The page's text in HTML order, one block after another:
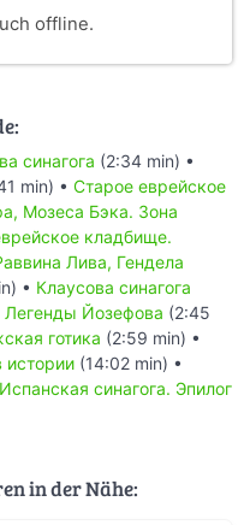
offline.
синагога (2:34 min) •
min) • Старое еврейское
Мозеса Бэка. Зона
кладбище.
Лива, Гендела
• Клаусова синагога
Легенды Йозефова (2:45
готика (2:59 min) •
истории (14:02 min) •
Испанская синагога. Эпилог
in der Nähe: